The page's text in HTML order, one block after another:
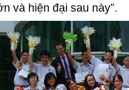
và hiện đại sau này”.